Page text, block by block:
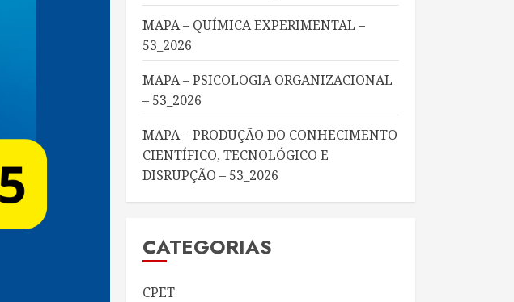
MAPA – QUÍMICA EXPERIMENTAL –
53_2026
MAPA – PSICOLOGIA ORGANIZACIONAL
– 53_2026
MAPA – PRODUÇÃO DO CONHECIMENTO
CIENTÍFICO, TECNOLÓGICO E
DISRUPÇÃO – 53_2026
CATEGORIAS
CPET